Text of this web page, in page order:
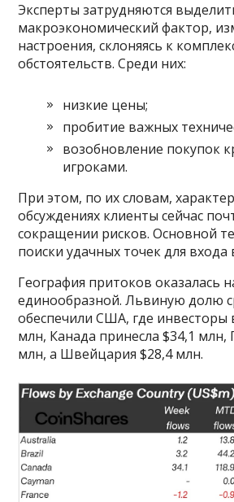
Эксперты затрудняются
макроэкономический фактор,
настроения, склоняясь к
обстоятельств. Среди них:
низкие цены;
пробитие важных
возобновление покупок
игроками.
При этом, по их словам,
обсуждениях клиенты сейчас
сокращении рисков. Основной
поиски удачных точек для входа
География притоков оказалась
единообразной. Львиную долю
обеспечили США, где инвесторы
млн, Канада принесла $34,1
млн, а Швейцария $28,4 млн.